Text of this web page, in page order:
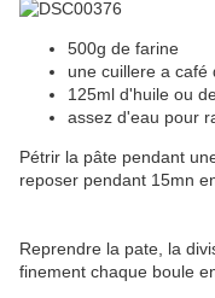
500g de farine
une cuillere a café
125ml d'huile ou
assez d'eau pour
Pétrir la pâte pendant
reposer pendant 15mn
Reprendre la pate, la
finement chaque boule